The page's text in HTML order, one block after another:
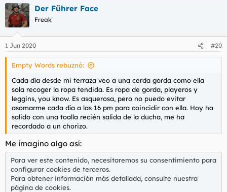
Der Führer Face
Freak
1 Jun 2020 #20
Empty Words rebuznó:
Cada día desde mi terraza veo a una cerda gorda como ella
sola recoger la ropa tendida. Es ropa de gorda, playeros y
leggins, you know. Es asquerosa, pero no puedo evitar
asomarme cada día a las 16 pm para coincidir con ella. Hoy ha
salido con una toalla recién salida de la ducha, me ha
recordado a un chorizo.
Me imagino algo así:
Para ver este contenido, necesitaremos su consentimiento para
configurar cookies de terceros.
Para obtener información más detallada, consulte nuestra
página de cookies.